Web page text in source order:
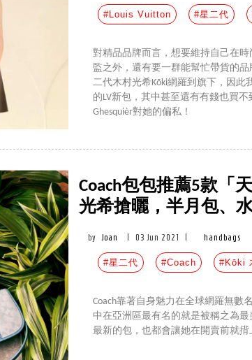
#Louis Vuitton #星二代
對精品品牌而言，想要維持自己在
監之外，還有要一群能幫忙帶貨的品
二代木村光希Kōki網羅到旗下，因此
的LV新包，其中甚至還有有錢也買
Ghesquièr對她的偏私！
Coach包包推薦5款「
光希搶曬，半月包、
by Joan 03 Jun 2021 handbags
#星二代 #Coach #Kōki
Coach靠著自身魅力在全球網羅無數
中在亞洲區最有名的就是被稱之為最
最新的包，也都會讓她在開賣前就揹